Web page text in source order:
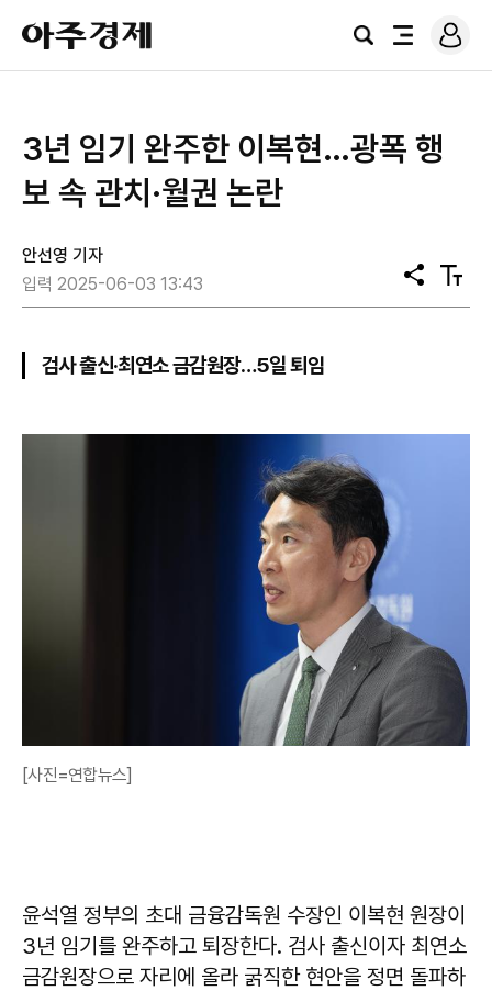
아
주
경
검
전
로
그
3년 임기 완주한 이복현…광폭 행
보 속 관치·월권 논란
안선영 기자
입력 2025-06-03 13:43
공
유
텍
스
검사 출신·최연소 금감원장…5일 퇴임
[사진=연합뉴스]
윤석열 정부의 초대 금융감독원 수장인 이복현 원장이
3년 임기를 완주하고 퇴장한다. 검사 출신이자 최연소
금감원장으로 자리에 올라 굵직한 현안을 정면 돌파하